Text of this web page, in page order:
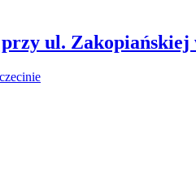
ul. Zakopiańskiej